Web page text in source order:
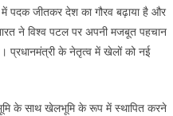
में पदक जीतकर देश का गौरव बढ़ाया है और
ने विश्व पटल पर अपनी मजबूत पहचान
प्रधानमंत्री के नेतृत्व में खेलों को नई
के साथ खेलभूमि के रूप में स्थापित करने